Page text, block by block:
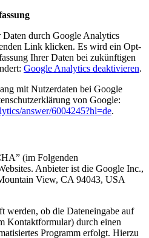
Daten durch Google Analytics
Link klicken. Es wird ein Opt-
Ihrer Daten bei zukünftigen
Google Analytics deaktivieren.
mit Nutzerdaten bei Google
von Google:
answer/6004245?hl=de.
(im Folgenden
Anbieter ist die Google Inc.,
View, CA 94043, USA
ob die Dateneingabe auf
Kontaktformular) durch einen
Programm erfolgt. Hierzu